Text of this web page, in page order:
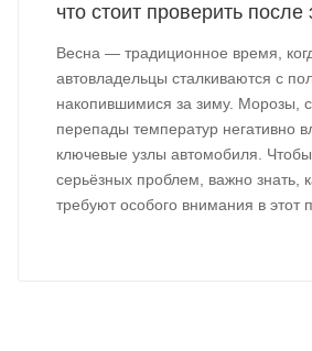
что стоит проверить после
Весна — традиционное время,
автовладельцы сталкиваются с
накопившимися за зиму. Морозы,
перепады температур негативно
ключевые узлы автомобиля.
серьёзных проблем, важно знать,
требуют особого внимания в этот